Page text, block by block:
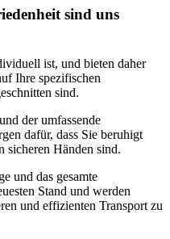
sind uns
ist, und bieten daher
Ihre spezifischen
sind.
der umfassende
dafür, dass Sie beruhigt
sicheren Händen sind.
und das gesamte
Stand und werden
und effizienten Transport zu